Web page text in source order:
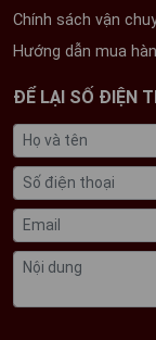
Chính sách vận
Hướng dẫn mua
ĐỂ LẠI SỐ ĐIỆN